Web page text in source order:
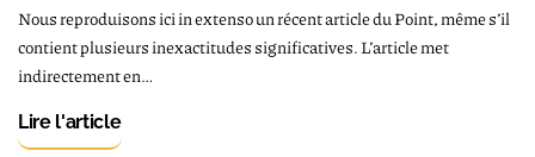
Nous reproduisons ici in extenso un récent article du Point, même s’il
contient plusieurs inexactitudes significatives. L’article met
indirectement en…
Lire l'article